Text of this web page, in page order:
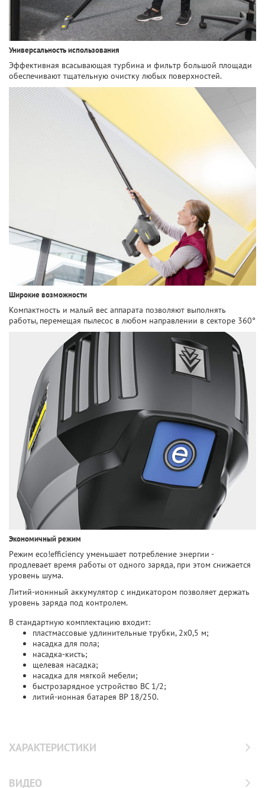
Универсальность использования
Эффективная всасывающая турбина и фильтр большой площади
обеспечивают тщательную очистку любых поверхностей.
Широкие возможности
Компактность и малый вес аппарата позволяют выполнять
работы, перемещая пылесос в любом направлении в секторе 360°
Экономичный режим
Режим eco!efficiency уменьшает потребление энергии -
продлевает время работы от одного заряда, при этом снижается
уровень шума.
Литий-ионнный аккумулятор с индикатором позволяет держать
уровень заряда под контролем.
В стандартную комплектацию входит:
пластмассовые удлинительные трубки, 2х0,5 м;
насадка для пола;
насадка-кисть;
щелевая насадка;
насадка для мягкой мебели;
быстрозарядное устройство BC 1/2;
литий-ионная батарея BP 18/250.
ХАРАКТЕРИСТИКИ
ВИДЕО